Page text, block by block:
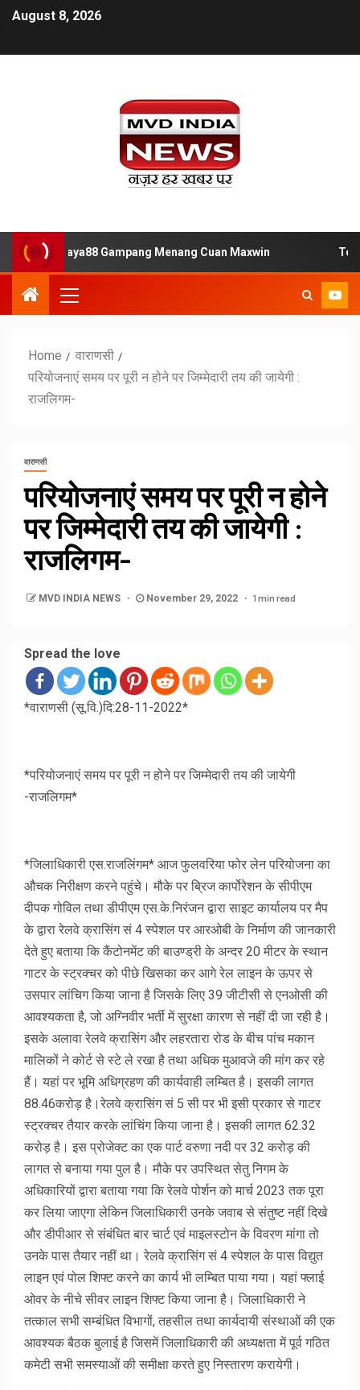
August 8, 2026
Slot Jaya88 Gampang Menang Cuan Maxwin
Home
वाराणसी
परियोजनाएं समय पर पूरी न होने पर जिम्मेदारी तय की जायेगी :
राजलिगम-
वाराणसी
परियोजनाएं समय पर पूरी न होने
पर जिम्मेदारी तय की जायेगी :
राजलिगम-
MVD INDIA NEWS November 29, 2022 1 min read
Spread the love
*वाराणसी (सू.वि.)दि:28-11-2022*
*परियोजनाएं समय पर पूरी न होने पर जिम्मेदारी तय की जायेगी
-राजलिगम*
*जिलाधिकारी एस.राजलिंगम* आज फुलवरिया फोर लेन परियोजना का
औचक निरीक्षण करने पहुंचे। मौके पर ब्रिज कार्पोरेशन के सीपीएम
दीपक गोविल तथा डीपीएम एस.के.निरंजन द्वारा साइट कार्यालय पर मैप
के द्वारा रेलवे क्रासिंग सं 4 स्पेशल पर आरओबी के निर्माण की जानकारी
देते हुए बताया कि कैंटोनमेंट की बाउण्ड्री के अन्दर 20 मीटर के स्थान
गाटर के स्ट्रक्चर को पीछे खिसका कर आगे रेल लाइन के ऊपर से
उसपार लांचिग किया जाना है जिसके लिए 39 जीटीसी से एनओसी की
आवश्यकता है, जो अग्निवीर भर्ती में सुरक्षा कारण से नहीं दी जा रही है।
इसके अलावा रेलवे क्रासिंग और लहरतारा रोड के बीच पांच मकान
मालिकों ने कोर्ट से स्टे ले रखा है तथा अधिक मुआवजे की मांग कर रहे
हैं। यहां पर भूमि अधिग्रहण की कार्यवाही लम्बित है। इसकी लागत
88.46करोड़ है।रेलवे क्रासिंग सं 5 सी पर भी इसी प्रकार से गाटर
स्ट्रक्चर तैयार करके लांचिंग किया जाना है। इसकी लागत 62.32
करोड़ है। इस प्रोजेक्ट का एक पार्ट वरुणा नदी पर 32 करोड़ की
लागत से बनाया गया पुल है। मौके पर उपस्थित सेतु निगम के
अधिकारियों द्वारा बताया गया कि रेलवे पोर्शन को मार्च 2023 तक पूरा
कर लिया जाएगा लेकिन जिलाधिकारी उनके जवाब से संतुष्ट नहीं दिखे
और डीपीआर से संबंधित बार चार्ट एवं माइलस्टोन के विवरण मांगा तो
उनके पास तैयार नहीं था। रेलवे क्रासिंग सं 4 स्पेशल के पास विद्युत
लाइन एवं पोल शिफ्ट करने का कार्य भी लम्बित पाया गया। यहां फ्लाई
ओवर के नीचे सीवर लाइन शिफ्ट किया जाना है। जिलाधिकारी ने
तत्काल सभी सम्बंधित विभागों, तहसील तथा कार्यदायी संस्थाओं की एक
आवश्यक बैठक बुलाई है जिसमें जिलाधिकारी की अध्यक्षता में पूर्व गठित
कमेटी सभी समस्याओं की समीक्षा करते हुए निस्तारण करायेगी।